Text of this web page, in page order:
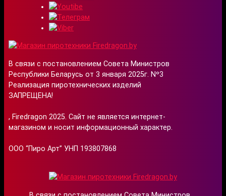
В связи с постановлением Совета Министров
Республики Беларусь от 3 января 2025г. Nº3
Реализация пиротехнических изделий
ЗАПРЕЩЕНА!
, Firedragon 2025. Сайт не является интернет-
магазином и носит информационный характер.
ООО “Пиро Арт” УНП 193807868